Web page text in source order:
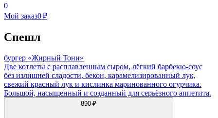
0
Мой заказ0 ₽
Спешл
бургер «Жирный Тони»
Две котлеты с расплавленным сыром, лёгкий барбекю-соус
без излишней сладости, бекон, карамелизированный лук,
свежий красный лук и кислинка маринованного огурчика.
Большой, насыщенный и созданный для серьёзного аппетита.
890 ₽